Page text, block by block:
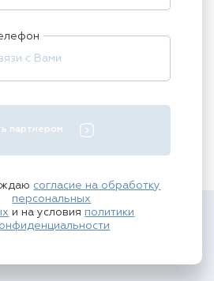
партнером
согласие на обработку
персональных
и на условия политики